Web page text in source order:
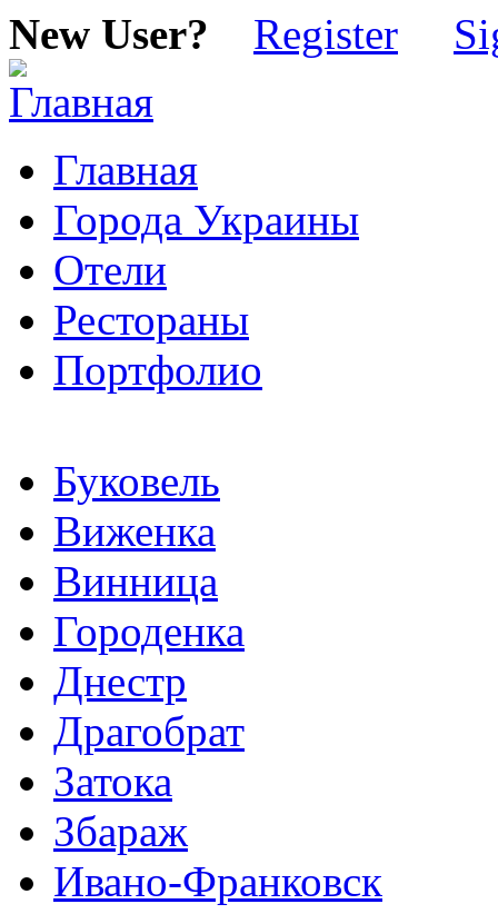
New User? Register
Главная
Города Украины
Отели
Рестораны
Портфолио
Буковель
Виженка
Винница
Городенка
Днестр
Драгобрат
Затока
Збараж
Ивано-Франковск